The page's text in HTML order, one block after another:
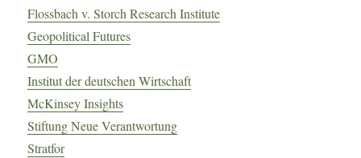
Flossbach v. Storch Research Institute
Geopolitical Futures
GMO
Institut der deutschen Wirtschaft
McKinsey Insights
Stiftung Neue Verantwortung
Stratfor